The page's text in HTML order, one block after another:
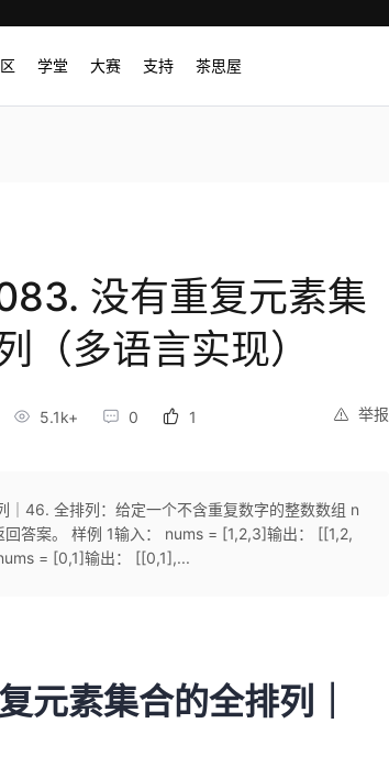
学堂 大赛 支持 茶思屋
没有重复元素集
（多语言实现）
举报
5.1k+ 0 1
｜46. 全排列：给定一个不含重复数字的整数数组 n
答案。 样例 1输入： nums = [1,2,3]输出： [[1,2,
= [0,1]输出： [[0,1],...
元素集合的全排列｜